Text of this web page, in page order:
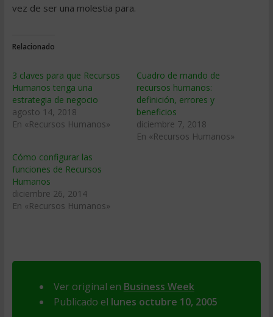
vez de ser una molestia para.
Relacionado
3 claves para que Recursos
Humanos tenga una
estrategia de negocio
agosto 14, 2018
En «Recursos Humanos»
Cuadro de mando de
recursos humanos:
definición, errores y
beneficios
diciembre 7, 2018
En «Recursos Humanos»
Cómo configurar las
funciones de Recursos
Humanos
diciembre 26, 2014
En «Recursos Humanos»
Ver original en Business Week
Publicado el lunes octubre 10, 2005